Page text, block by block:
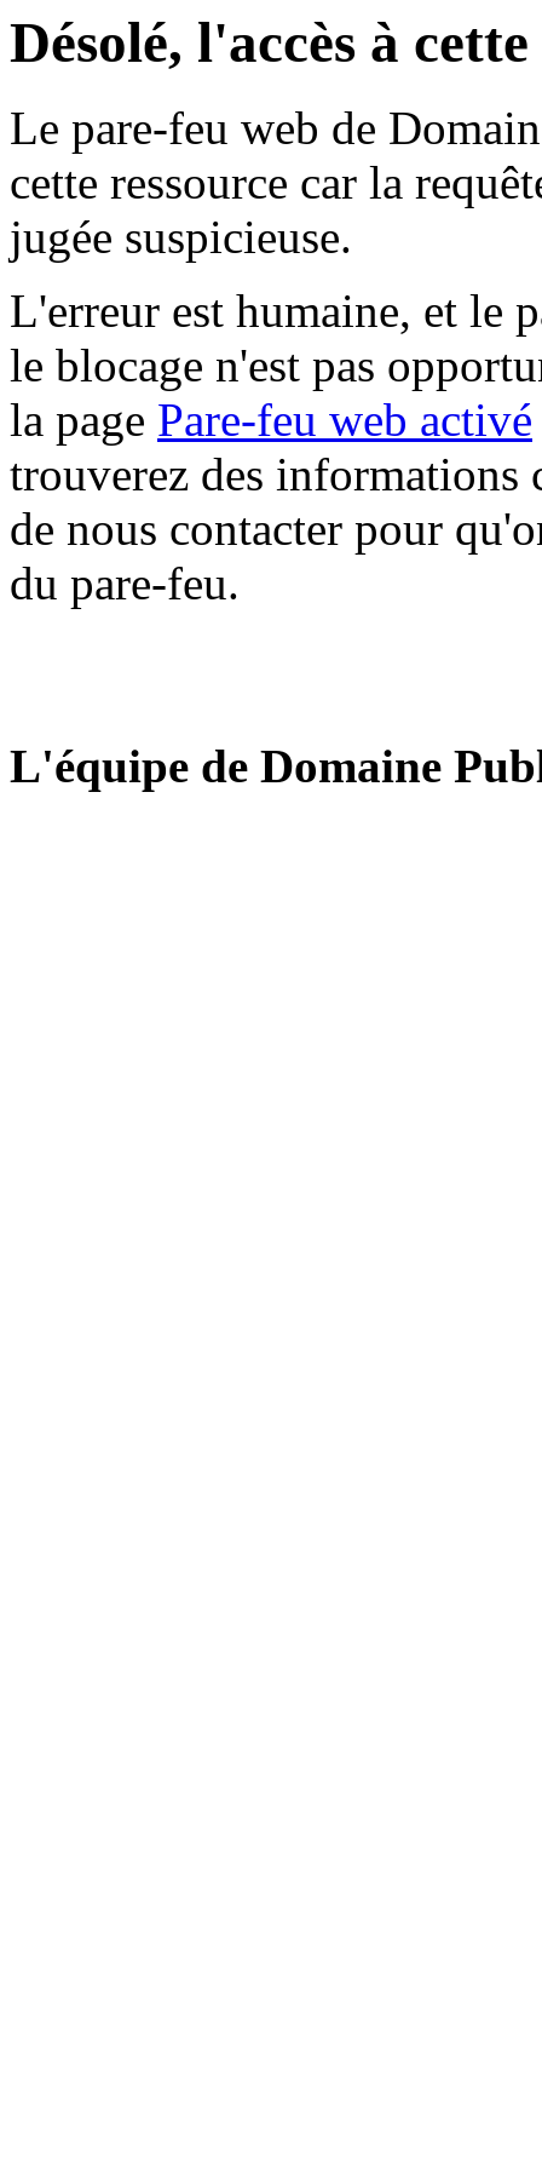
Désolé, l'accès à
Le pare-feu web de
cette ressource car la
jugée suspicieuse.
L'erreur est humaine, et le
le blocage n'est pas
la page Pare-feu web activé
trouverez des informations
de nous contacter pour
du pare-feu.
L'équipe de Domaine